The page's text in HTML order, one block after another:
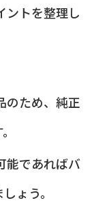
ントを整理し
のため、純正
能であればバ
ょう。